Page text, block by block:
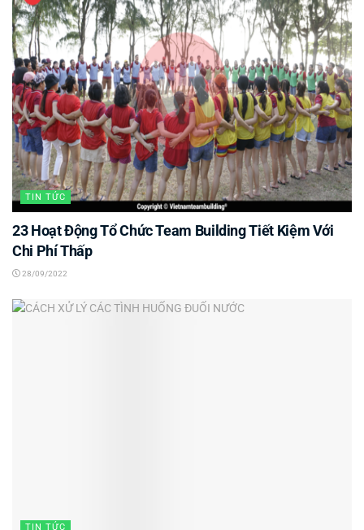
TIN TỨC
23 Hoạt Động Tổ Chức Team Building Tiết Kiệm Với
Chi Phí Thấp
28/09/2022
TIN TỨC